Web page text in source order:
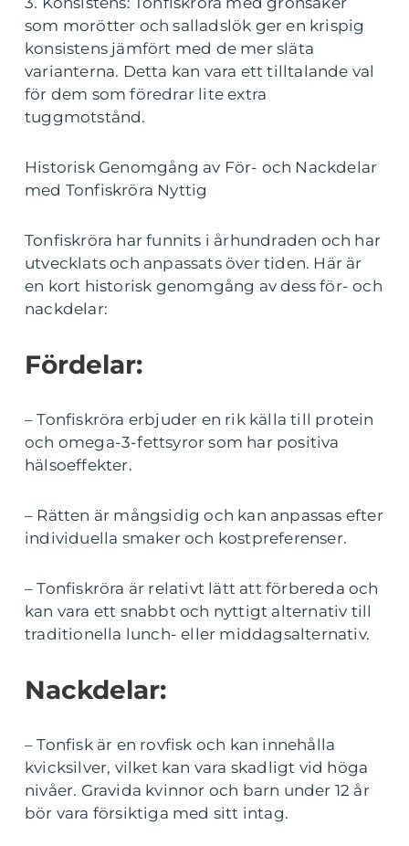
som morötter och salladslök ger en krispig
konsistens jämfört med de mer släta
varianterna. Detta kan vara ett tilltalande val
för dem som föredrar lite extra
tuggmotstånd.
Historisk Genomgång av För- och Nackdelar
med Tonfiskröra Nyttig
Tonfiskröra har funnits i århundraden och har
utvecklats och anpassats över tiden. Här är
en kort historisk genomgång av dess för- och
nackdelar:
Fördelar:
– Tonfiskröra erbjuder en rik källa till protein
och omega-3-fettsyror som har positiva
hälsoeffekter.
– Rätten är mångsidig och kan anpassas efter
individuella smaker och kostpreferenser.
– Tonfiskröra är relativt lätt att förbereda och
kan vara ett snabbt och nyttigt alternativ till
traditionella lunch- eller middagsalternativ.
Nackdelar:
– Tonfisk är en rovfisk och kan innehålla
kvicksilver, vilket kan vara skadligt vid höga
nivåer. Gravida kvinnor och barn under 12 år
bör vara försiktiga med sitt intag.